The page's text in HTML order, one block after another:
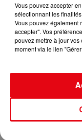
Bélier
Vous pouvez accepter
sélectionnant les
Vous pouvez également
accepter". Vos
pouvez mettre à jour
moment via le lien